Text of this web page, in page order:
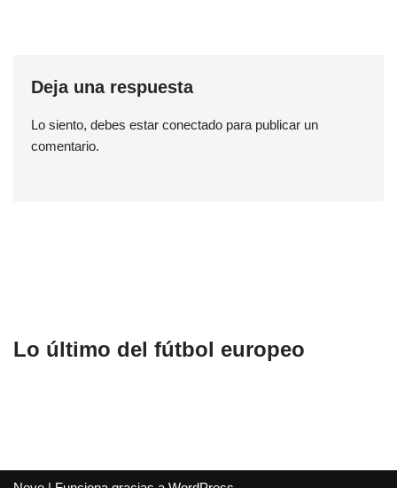
Deja una respuesta
Lo siento, debes estar conectado para publicar un
comentario.
Lo último del fútbol europeo